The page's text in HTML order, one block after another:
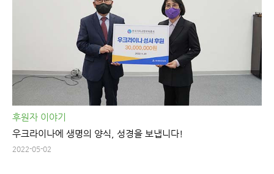
후원자 이야기
우크라이나에 생명의 양식, 성경을 보냅니다!
2022-05-02